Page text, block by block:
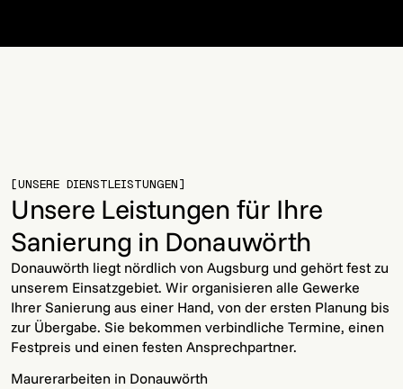
[UNSERE DIENSTLEISTUNGEN]
Unsere Leistungen für Ihre
Sanierung in Donauwörth
Donauwörth liegt nördlich von Augsburg und gehört fest zu
unserem Einsatzgebiet. Wir organisieren alle Gewerke
Ihrer Sanierung aus einer Hand, von der ersten Planung bis
zur Übergabe. Sie bekommen verbindliche Termine, einen
Festpreis und einen festen Ansprechpartner.
Maurerarbeiten in Donauwörth